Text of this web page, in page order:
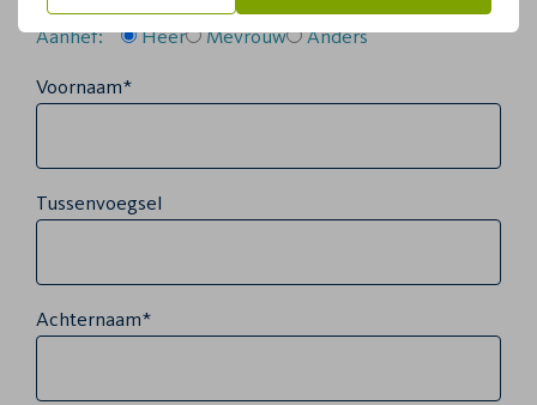
Aanhef: Heer Mevrouw Anders
Voornaam*
Tussenvoegsel
Achternaam*